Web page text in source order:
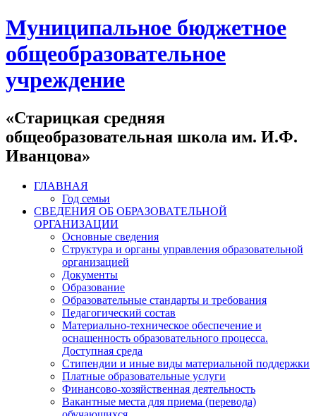
Муниципальное бюджетное
общеобразовательное
учреждение
«Старицкая средняя
общеобразовательная школа им. И.Ф.
Иванцова»
ГЛАВНАЯ
Год семьи
СВЕДЕНИЯ ОБ ОБРАЗОВАТЕЛЬНОЙ
ОРГАНИЗАЦИИ
Основные сведения
Структура и органы управления образовательной
организацией
Документы
Образование
Образовательные стандарты и требования
Педагогический состав
Материально-техническое обеспечение и
оснащенность образовательного процесса.
Доступная среда
Стипендии и иные виды материальной поддержки
Платные образовательные услуги
Финансово-хозяйственная деятельность
Вакантные места для приема (перевода)